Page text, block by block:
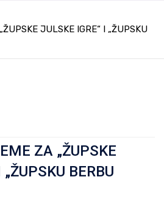
JULSKE IGRE“ I „ŽUPSKU
ZA „ŽUPSKE
BERBU